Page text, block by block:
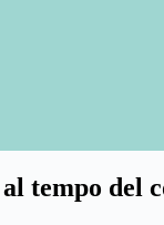
tempo del